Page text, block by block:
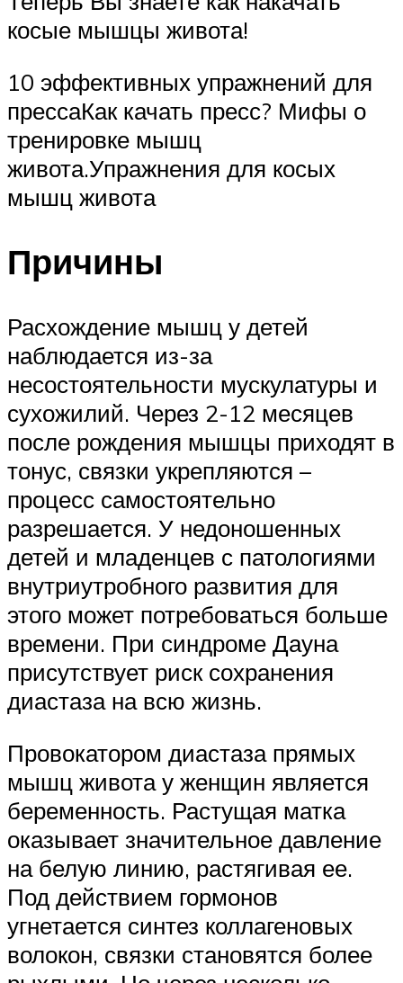
косые мышцы живота!
10 эффективных упражнений для
прессаКак качать пресс? Мифы о
тренировке мышц
живота.Упражнения для косых
мышц живота
Причины
Расхождение мышц у детей
наблюдается из-за
несостоятельности мускулатуры и
сухожилий. Через 2-12 месяцев
после рождения мышцы приходят в
тонус, связки укрепляются –
процесс самостоятельно
разрешается. У недоношенных
детей и младенцев с патологиями
внутриутробного развития для
этого может потребоваться больше
времени. При синдроме Дауна
присутствует риск сохранения
диастаза на всю жизнь.
Провокатором диастаза прямых
мышц живота у женщин является
беременность. Растущая матка
оказывает значительное давление
на белую линию, растягивая ее.
Под действием гормонов
угнетается синтез коллагеновых
волокон, связки становятся более